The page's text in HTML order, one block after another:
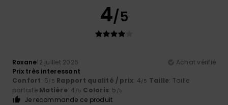
4/5
Roxane12 juillet 2026
Achat vérifié
Prix très interessant
Confort: 5/5 Rapport qualité / prix: 4/5 Taille: Taille
parfaite Matière: 4 /5 Coloris: 5 /5
Je recommande ce produit